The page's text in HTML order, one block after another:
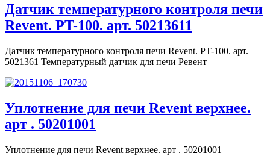
Датчик температурного контроля печи
Revent. PT-100. арт. 50213611
Датчик температурного контроля печи Revent. PT-100. арт.
5021361 Температурный датчик для печи Ревент
Уплотнение для печи Revent верхнее.
арт . 50201001
Уплотнение для печи Revent верхнее. арт . 50201001